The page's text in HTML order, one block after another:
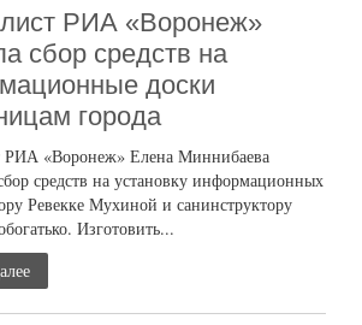
РИА «Воронеж»
сбор средств на
доски
города
РИА «Воронеж» Елена Миннибаева
средств на установку информационных
Ревекке Мухиной и санинструктору
Изготовить...